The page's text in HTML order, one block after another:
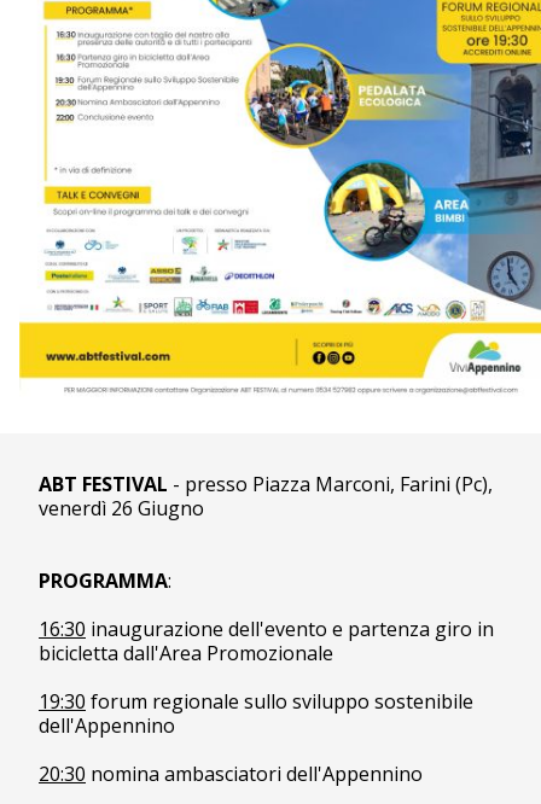
ABT FESTIVAL - presso Piazza Marconi, Farini (Pc),
venerdì 26 Giugno
PROGRAMMA:
16:30 inaugurazione dell'evento e partenza giro in
bicicletta dall'Area Promozionale
19:30 forum regionale sullo sviluppo sostenibile
dell'Appennino
20:30 nomina ambasciatori dell'Appennino